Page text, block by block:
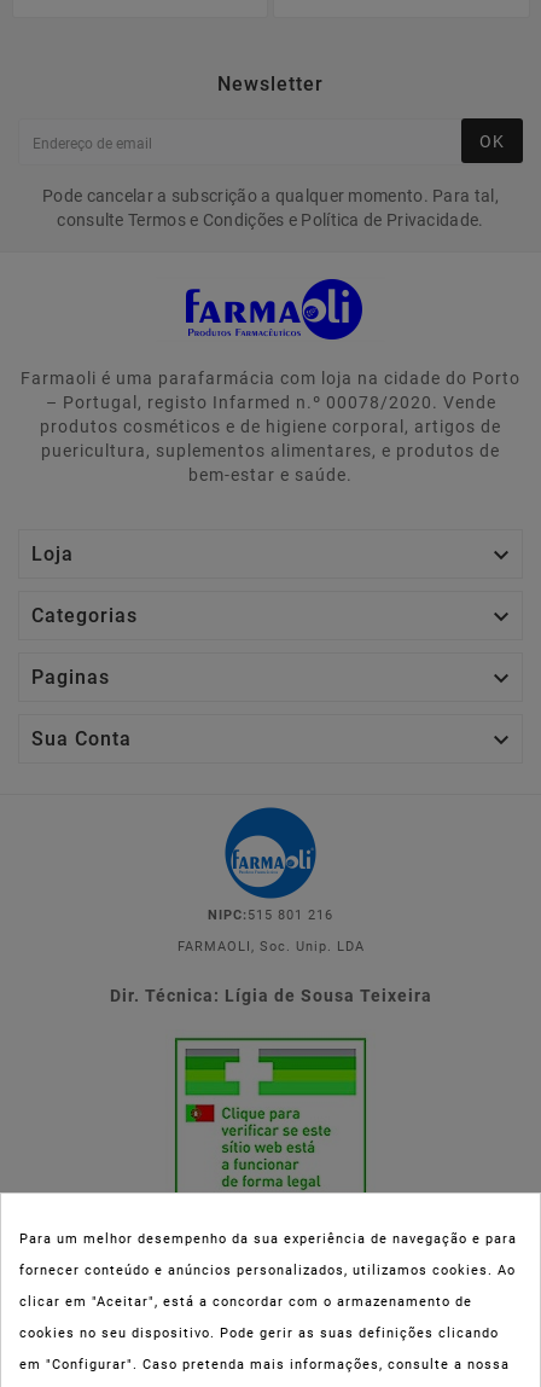
Newsletter
OK
Pode cancelar a subscrição a qualquer momento. Para tal,
consulte Termos e Condições e Política de Privacidade.
Farmaoli é uma parafarmácia com loja na cidade do Porto
– Portugal, registo Infarmed n.º 00078/2020. Vende
produtos cosméticos e de higiene corporal, artigos de
puericultura, suplementos alimentares, e produtos de
bem-estar e saúde.
Loja 
Categorias 
Paginas 
Sua Conta 
NIPC: 515 801 216
FARMAOLI, Soc. Unip. LDA
Dir. Técnica: Lígia de Sousa Teixeira
Esta parafarmácia (Farmaoli) encontra-se autorizada pelo INFARMED
(registo nº 00078/2020) para a dispensa de Medicamentos Não
Sujeitos a Receita Médica (MNSRM) e produtos de saúde e bem-estar
Para um melhor desempenho da sua experiência de navegação e para
fornecer conteúdo e anúncios personalizados, utilizamos cookies. Ao
clicar em "Aceitar", está a concordar com o armazenamento de
cookies no seu dispositivo. Pode gerir as suas definições clicando
em "Configurar". Caso pretenda mais informações, consulte a nossa